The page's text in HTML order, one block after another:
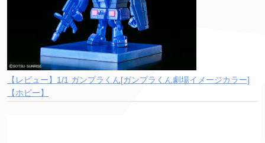
【レビュー】1/1 ガンプラくん[ガンプラくん劇場イメージカラー]
【ホビー】